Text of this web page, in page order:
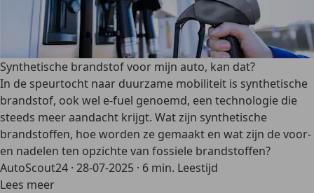
Synthetische brandstof voor mijn auto, kan dat?
In de speurtocht naar duurzame mobiliteit is synthetische
brandstof, ook wel e-fuel genoemd, een technologie die
steeds meer aandacht krijgt. Wat zijn synthetische
brandstoffen, hoe worden ze gemaakt en wat zijn de voor-
en nadelen ten opzichte van fossiele brandstoffen?
AutoScout24 · 28-07-2025 · 6 min. Leestijd
Lees meer